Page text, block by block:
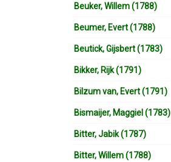
Beuker, Willem (1788)
Beumer, Evert (1788)
Beutick, Gijsbert (1783)
Bikker, Rijk (1791)
Bilzum van, Evert (1791)
Bismaijer, Maggiel (1783)
Bitter, Jabik (1787)
Bitter, Willem (1788)